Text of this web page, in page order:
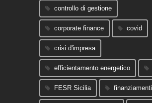
controllo di gestione
corporate finance covid
crisi d'impresa
efficientamento energetico
FESR Sicilia finanziamenti